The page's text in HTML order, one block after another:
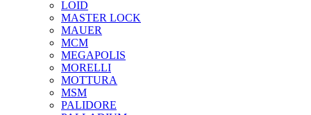
LOID
MASTER LOCK
MAUER
MCM
MEGAPOLIS
MORELLI
MOTTURA
MSM
PALIDORE